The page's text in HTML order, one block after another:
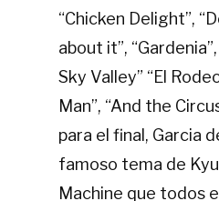
“Chicken Delight”,
about it”,
Sky Valley” “El
Man”, “And the
para el final, Garcia
famoso tema de
Machine que todos